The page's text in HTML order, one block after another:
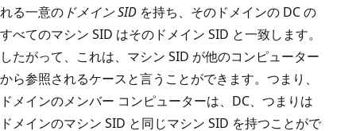
れる一意の ドメイン SID を持ち、そのドメインの DC の
すべてのマシン SID はそのドメイン SID と一致します。
したがって、これは、マシン SID が他のコンピューター
から参照されるケースと言うことができます。つまり、
ドメインのメンバー コンピューターは、DC、つまりは
ドメインのマシン SID と同じマシン SID を持つことがで